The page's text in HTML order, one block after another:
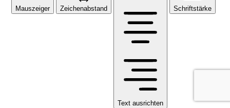
Mauszeiger Zeichenabstand
Text ausrichten
Schriftstärke